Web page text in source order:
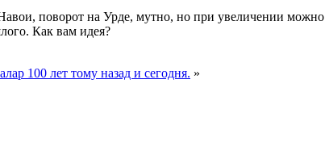
поворот на Урде, мутно, но при увеличении
Как вам идея?
100 лет тому назад и сегодня. »